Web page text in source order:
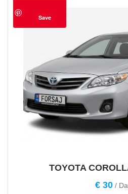
Save
TOYOTA
€ 30 /